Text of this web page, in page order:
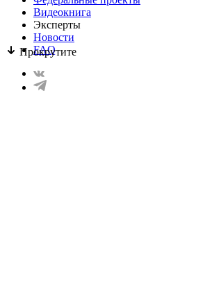
Прокрутите
Видеокнига
Эксперты
Новости
FAQ